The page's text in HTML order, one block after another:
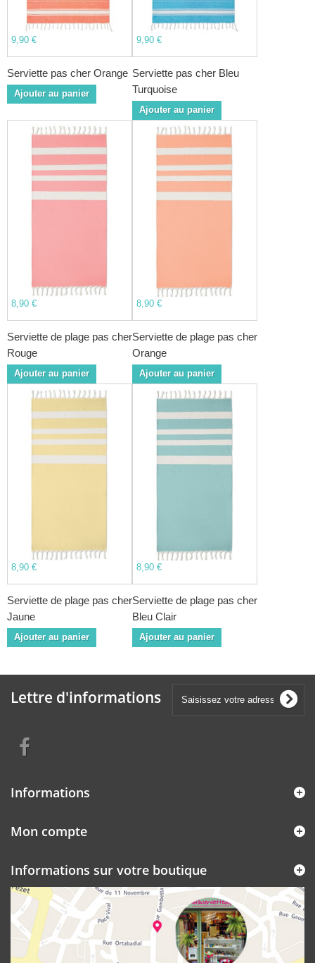
9,90 €
Serviette pas cher Orange
Ajouter au panier
9,90 €
Serviette pas cher Bleu
Turquoise
Ajouter au panier
8,90 €
Serviette de plage pas cher
Rouge
Ajouter au panier
8,90 €
Serviette de plage pas cher
Orange
Ajouter au panier
8,90 €
Serviette de plage pas cher
Jaune
Ajouter au panier
8,90 €
Serviette de plage pas cher
Bleu Clair
Ajouter au panier
Lettre d'informations
Informations
Mon compte
Informations sur votre boutique